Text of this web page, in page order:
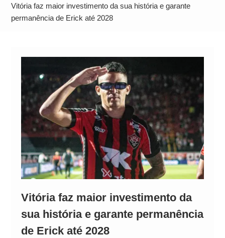
Alto
Vitória faz maior investimento da sua história e garante
permanência de Erick até 2028
Vitória faz maior investimento da
sua história e garante permanência
de Erick até 2028